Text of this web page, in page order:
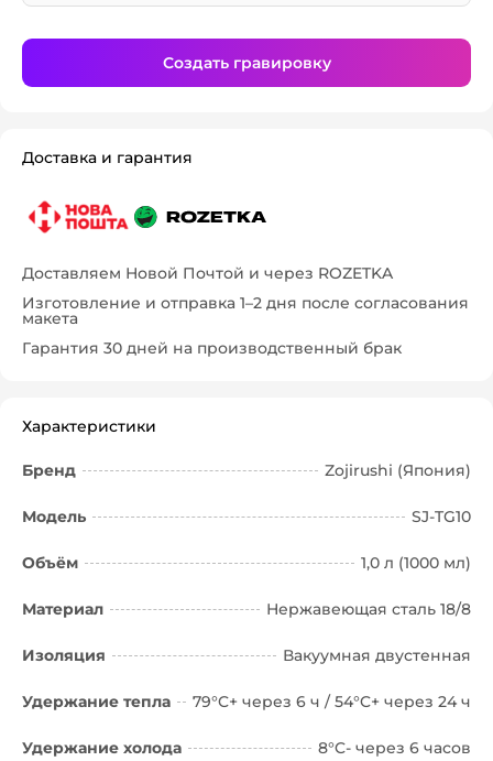
Создать гравировку
Доставка и гарантия
Доставляем Новой Почтой и через ROZETKA
Изготовление и отправка 1–2 дня после согласования
макета
Гарантия 30 дней на производственный брак
Характеристики
Бренд Zojirushi (Япония)
Модель SJ-TG10
Объём 1,0 л (1000 мл)
Материал Нержавеющая сталь 18/8
Изоляция Вакуумная двустенная
Удержание тепла 79°C+ через 6 ч / 54°C+ через 24 ч
Удержание холода 8°C- через 6 часов